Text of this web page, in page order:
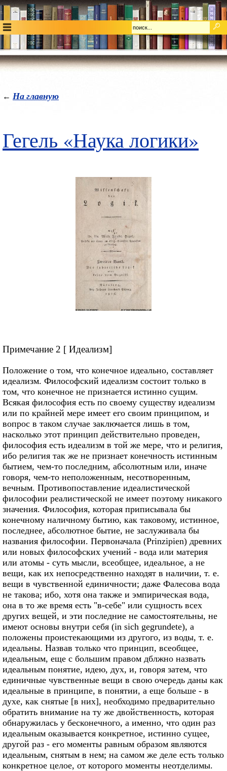
← На главную
Гегель «Наука логики»
Примечание 2 [ Идеализм]
Положение о том, что конечное идеально, составляет
идеализм. Философский идеализм состоит только в
том, что конечное не признается истинно сущим.
Всякая философия есть по своему существу идеализм
или по крайней мере имеет его своим принципом, и
вопрос в таком случае заключается лишь в том,
насколько этот принцип действительно проведен,
философия есть идеализм в той же мере, что и религия,
ибо религия так же не признает конечность истинным
бытием, чем-то последним, абсолютным или, иначе
говоря, чем-то неположенным, несотворенным,
вечным. Противопоставление идеалистической
философии реалистической не имеет поэтому никакого
значения. Философия, которая приписывала бы
конечному наличному бытию, как таковому, истинное,
последнее, абсолютное бытие, не заслуживала бы
названия философии. Первоначала (Prinzipien) древних
или новых философских учений - вода или материя
или атомы - суть мысли, всеобщее, идеальное, а не
вещи, как их непосредственно находят в наличии, т. е.
вещи в чувственной единичности; даже Фалесова вода
не такова; ибо, хотя она также и эмпирическая вода,
она в то же время есть "в-себе" или сущность всех
других вещей, и эти последние не самостоятельны, не
имеют основы внутри себя (in sich gegrundete), а
положены проистекающими из другого, из воды, т. е.
идеальны. Назвав только что принцип, всеобщее,
идеальным, еще с большим правом дблжно назвать
идеальным понятие, идею, дух, и, говоря затем, что
единичные чувственные вещи в свою очередь даны как
идеальные в принципе, в понятии, а еще больше - в
духе, как снятые [в них], необходимо предварительно
обратить внимание на ту же двойственность, которая
обнаружилась у бесконечного, а именно, что один раз
идеальным оказывается конкретное, истинно сущее,
другой раз - его моменты равным образом являются
идеальным, снятым в нем; на самом же деле есть только
конкретное целое, от которого моменты неотделимы.